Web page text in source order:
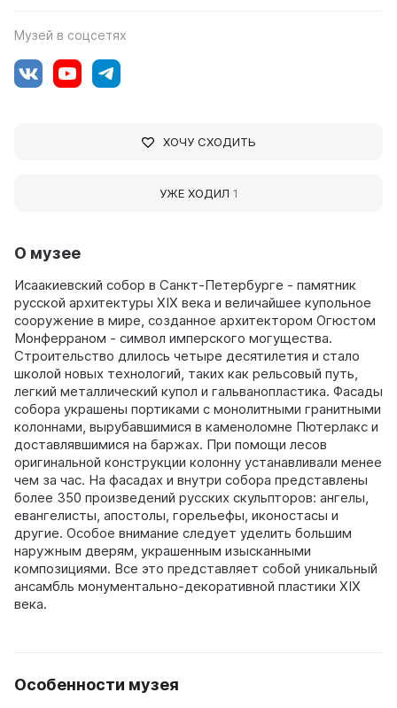
О музее
Исаакиевский собор в Санкт-Петербурге - памятник
русской архитектуры XIX века и величайшее купольное
сооружение в мире, созданное архитектором Огюстом
Монферраном - символ имперского могущества.
Строительство длилось четыре десятилетия и стало
школой новых технологий, таких как рельсовый путь,
легкий металлический купол и гальванопластика. Фасады
собора украшены портиками с монолитными гранитными
колоннами, вырубавшимися в каменоломне Пютерлакс и
доставлявшимися на баржах. При помощи лесов
оригинальной конструкции колонну устанавливали менее
чем за час. На фасадах и внутри собора представлены
более 350 произведений русских скульпторов: ангелы,
евангелисты, апостолы, горельефы, иконостасы и
другие. Особое внимание следует уделить большим
наружным дверям, украшенным изысканными
композициями. Все это представляет собой уникальный
ансамбль монументально-декоративной пластики XIX
века.
Особенности музея
Музей в соцсетях
ХОЧУ СХОДИТЬ
УЖЕ ХОДИЛ 1